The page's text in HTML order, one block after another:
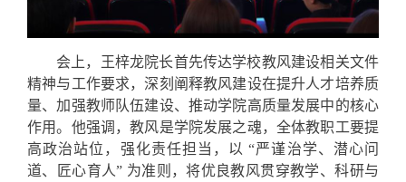
会上，王梓龙院长首先传达学校教风建设相关文件
精神与工作要求，深刻阐释教风建设在提升人才培养质
量、加强教师队伍建设、推动学院高质量发展中的核心
作用。他强调，教风是学院发展之魂，全体教职工要提
高政治站位，强化责任担当，以 “严谨治学、潜心问
道、匠心育人” 为准则，将优良教风贯穿教学、科研与